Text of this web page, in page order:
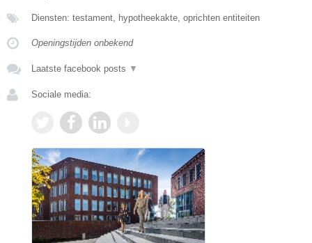
Diensten: testament, hypotheekakte, oprichten entiteiten
Openingstijden onbekend
Laatste facebook posts ▼
Sociale media: